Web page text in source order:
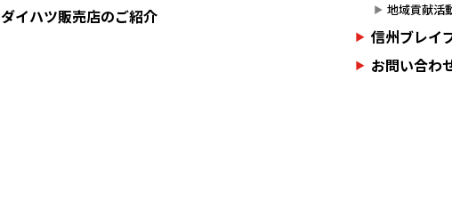
ダイハツ販売店のご紹介
地域貢献活
信州ブレイ
お問い合わ